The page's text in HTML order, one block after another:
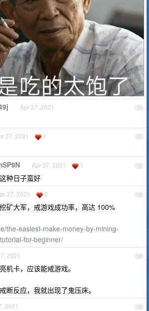
10
Apr 27, 2021
11
27, 2021 1
12
Apr 27, 2021 1
种日子蛮好
13
27, 2021 2
矿大军，戒游戏成功率，高达 100%
the-easiest-make-money-by-mining-
for-beginner/
14
2021
机卡，应该能戒游戏。
断反应，我就出现了鬼压床。
15
2021